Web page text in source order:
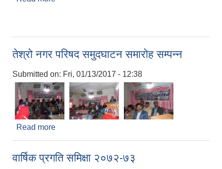
तेश्रो नगर परिषद समुदघाटन समारोह सम्पन्न
Submitted on: Fri, 01/13/2017 - 12:38
Read more
वार्षिक प्रगति समिक्षा २०७२-७३